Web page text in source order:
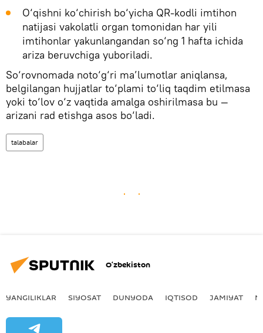
O‘qishni ko‘chirish bo‘yicha QR-kodli imtihon
natijasi vakolatli organ tomonidan har yili
imtihonlar yakunlangandan so‘ng 1 hafta ichida
ariza beruvchiga yuboriladi.
So‘rovnomada noto‘g‘ri ma’lumotlar aniqlansa,
belgilangan hujjatlar to‘plami to‘liq taqdim etilmasa
yoki to‘lov o‘z vaqtida amalga oshirilmasa bu —
arizani rad etishga asos bo‘ladi.
talabalar
O‘zbekiston
YANGILIKLAR SIYOSAT DUNYODA IQTISOD JAMIYAT